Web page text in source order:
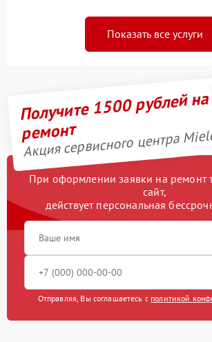
Показать все услуги
Получите 1500 рублей на
ремонт
Акция сервисного центра
При оформлении заявки на ремонт
сайт,
действует персональная
Отправляя, Вы соглашаетесь с политикой